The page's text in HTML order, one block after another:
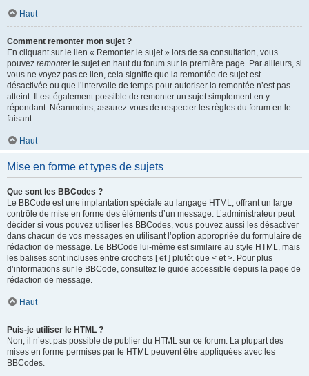
Haut
Comment remonter mon sujet ?
En cliquant sur le lien « Remonter le sujet » lors de sa consultation, vous
pouvez remonterle sujet en haut du forum sur la première page. Par ailleurs, si
vous ne voyez pas ce lien, cela signifie que la remontée de sujet est
désactivée ou que l’intervalle de temps pour autoriser la remontée n’est pas
atteint. Il est également possible de remonter un sujet simplement en y
répondant. Néanmoins, assurez-vous de respecter les règles du forum en le
faisant.
Haut
Mise en forme et types de sujets
Que sont les BBCodes ?
Le BBCode est une implantation spéciale au langage HTML, offrant un large
contrôle de mise en forme des éléments d’un message. L’administrateur peut
décider si vous pouvez utiliser les BBCodes, vous pouvez aussi les désactiver
dans chacun de vos messages en utilisant l’option appropriée du formulaire de
rédaction de message. Le BBCode lui-même est similaire au style HTML, mais
les balises sont incluses entre crochets [ et ] plutôt que < et >. Pour plus
d’informations sur le BBCode, consultez le guide accessible depuis la page de
rédaction de message.
Haut
Puis-je utiliser le HTML ?
Non, il n’est pas possible de publier du HTML sur ce forum. La plupart des
mises en forme permises par le HTML peuvent être appliquées avec les
BBCodes.